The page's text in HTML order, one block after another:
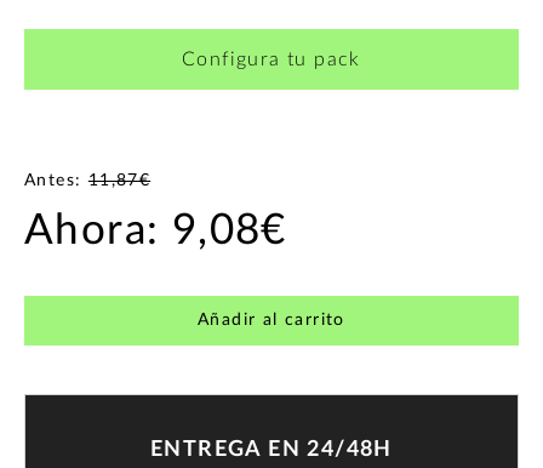
Configura tu pack
Antes:11,87€
Ahora: 9,08€
Añadir al carrito
ENTREGA EN 24/48H